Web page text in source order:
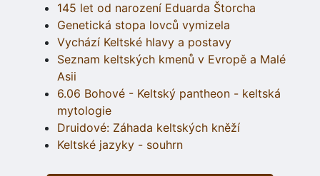
145 let od narození Eduarda Štorcha
Genetická stopa lovců vymizela
Vychází Keltské hlavy a postavy
Seznam keltských kmenů v Evropě a Malé
Asii
6.06 Bohové - Keltský pantheon - keltská
mytologie
Druidové: Záhada keltských kněží
Keltské jazyky - souhrn